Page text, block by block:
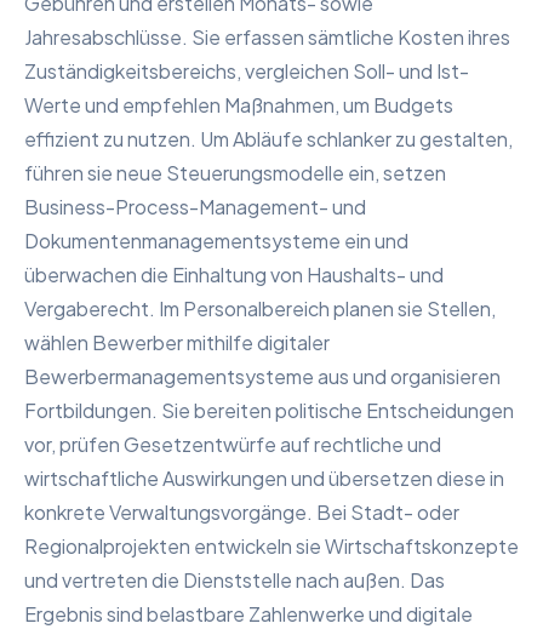
Jahresabschlüsse. Sie erfassen sämtliche Kosten ihres
Zuständigkeitsbereichs, vergleichen Soll- und Ist-
Werte und empfehlen Maßnahmen, um Budgets
effizient zu nutzen. Um Abläufe schlanker zu gestalten,
führen sie neue Steuerungsmodelle ein, setzen
Business-Process-Management- und
Dokumentenmanagementsysteme ein und
überwachen die Einhaltung von Haushalts- und
Vergaberecht. Im Personalbereich planen sie Stellen,
wählen Bewerber mithilfe digitaler
Bewerbermanagementsysteme aus und organisieren
Fortbildungen. Sie bereiten politische Entscheidungen
vor, prüfen Gesetzentwürfe auf rechtliche und
wirtschaftliche Auswirkungen und übersetzen diese in
konkrete Verwaltungsvorgänge. Bei Stadt- oder
Regionalprojekten entwickeln sie Wirtschaftskonzepte
und vertreten die Dienststelle nach außen. Das
Ergebnis sind belastbare Zahlenwerke und digitale